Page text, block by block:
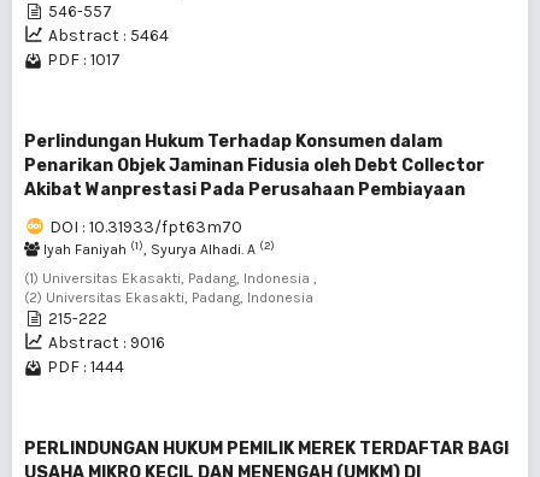
546-557
Abstract : 5464
PDF : 1017
Perlindungan Hukum Terhadap Konsumen dalam
Penarikan Objek Jaminan Fidusia oleh Debt Collector
Akibat Wanprestasi Pada Perusahaan Pembiayaan
DOI : 10.31933/fpt63m70
Iyah Faniyah (1), Syurya Alhadi. A (2)
(1) Universitas Ekasakti, Padang, Indonesia ,
(2) Universitas Ekasakti, Padang, Indonesia
215-222
Abstract : 9016
PDF : 1444
PERLINDUNGAN HUKUM PEMILIK MEREK TERDAFTAR BAGI
USAHA MIKRO KECIL DAN MENENGAH (UMKM) DI